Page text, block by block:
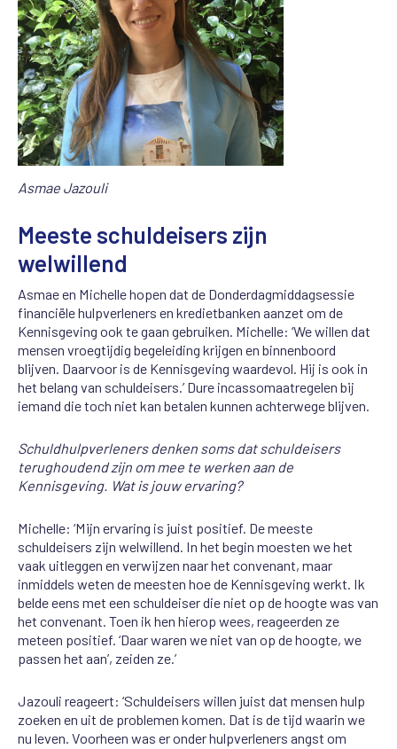
Asmae Jazouli
Meeste schuldeisers zijn
welwillend
Asmae en Michelle hopen dat de Donderdagmiddagsessie
financiële hulpverleners en kredietbanken aanzet om de
Kennisgeving ook te gaan gebruiken. Michelle: ‘We willen dat
mensen vroegtijdig begeleiding krijgen en binnenboord
blijven. Daarvoor is de Kennisgeving waardevol. Hij is ook in
het belang van schuldeisers.’ Dure incassomaatregelen bij
iemand die toch niet kan betalen kunnen achterwege blijven.
Schuldhulpverleners denken soms dat schuldeisers
terughoudend zijn om mee te werken aan de
Kennisgeving. Wat is jouw ervaring?
Michelle: ‘Mijn ervaring is juist positief. De meeste
schuldeisers zijn welwillend. In het begin moesten we het
vaak uitleggen en verwijzen naar het convenant, maar
inmiddels weten de meesten hoe de Kennisgeving werkt. Ik
belde eens met een schuldeiser die niet op de hoogte was van
het convenant. Toen ik hen hierop wees, reageerden ze
meteen positief. ‘Daar waren we niet van op de hoogte, we
passen het aan’, zeiden ze.’
Jazouli reageert: ‘Schuldeisers willen juist dat mensen hulp
zoeken en uit de problemen komen. Dat is de tijd waarin we
nu leven. Voorheen was er onder hulpverleners angst om